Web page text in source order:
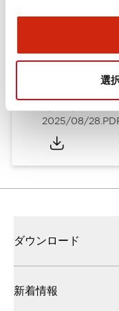
選
2025/08/28
2025/08/28
ダウンロード
新着情報